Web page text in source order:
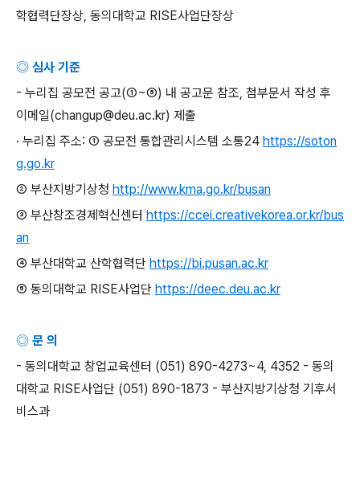
학협력단장상, 동의대학교 RISE사업단장상
◎ 심사 기준
- 누리집 공모전 공고(①~⑤) 내 공고문 참조, 첨부문서 작성 후
이메일(changup@deu.ac.kr) 제출
· 누리집 주소: ① 공모전 통합관리시스템 소통24 https://soton
g.go.kr
② 부산지방기상청 http://www.kma.go.kr/busan
③ 부산창조경제혁신센터 https://ccei.creativekorea.or.kr/bus
an
④ 부산대학교 산학협력단 https://bi.pusan.ac.kr
⑤ 동의대학교 RISE사업단 https://deec.deu.ac.kr
◎ 문 의
- 동의대학교 창업교육센터 (051) 890-4273~4, 4352 - 동의
대학교 RISE사업단 (051) 890-1873 - 부산지방기상청 기후서
비스과